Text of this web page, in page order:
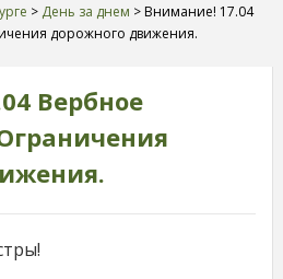
> День за днем > Внимание! 17.04
дорожного движения.
Вербное